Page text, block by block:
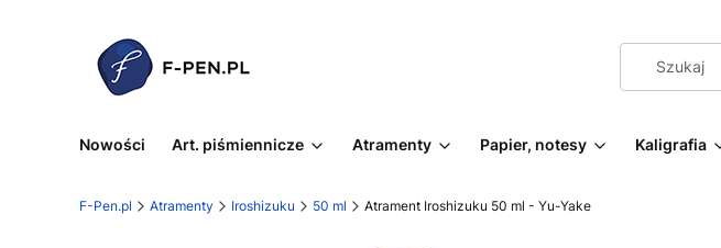
Nowości Art. piśmiennicze Atramenty Papier, notesy Kaligrafia
F-Pen.pl Atramenty Iroshizuku 50 ml Atrament Iroshizuku 50 ml - Yu-Yake